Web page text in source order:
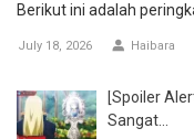
Berikut ini adalah
July 18, 2026 Haibara
[Spoiler
Sangat...